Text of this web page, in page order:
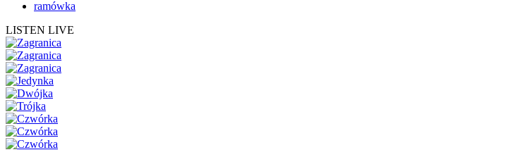
ramówka
LISTEN LIVE